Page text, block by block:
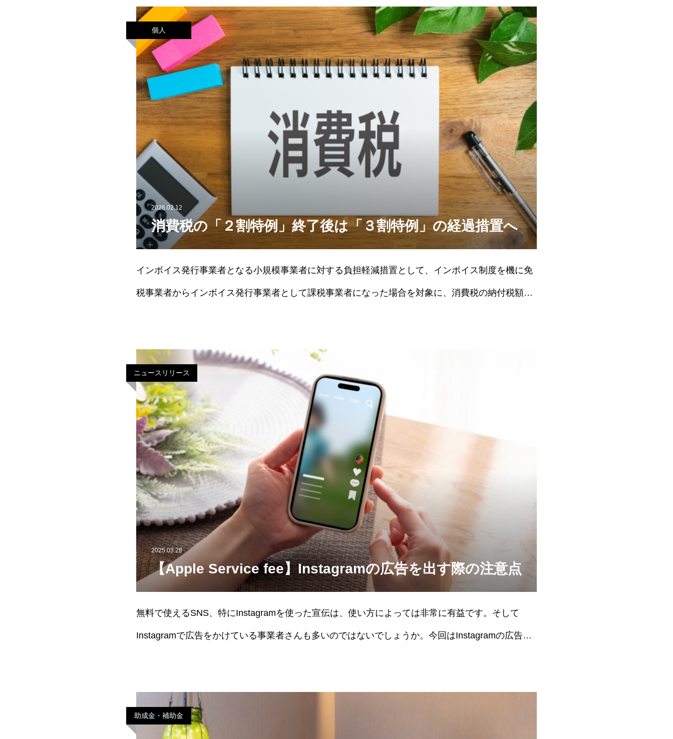
個人
2026.02.12
消費税の「２割特例」終了後は「３割特例」の経過措置へ
インボイス発行事業者となる小規模事業者に対する負担軽減措置として、インボイス制度を機に免
税事業者からインボイス発行事業者として課税事業者になった場合を対象に、消費税の納付税額を
ニュースリリース
2025.03.28
【Apple Service fee】Instagramの広告を出す際の注意点
無料で使えるSNS、特にInstagramを使った宣伝は、使い方によっては非常に有益です。そして
Instagramで広告をかけている事業者さんも多いのではないでしょうか。今回はInstagramの広告を
助成金・補助金